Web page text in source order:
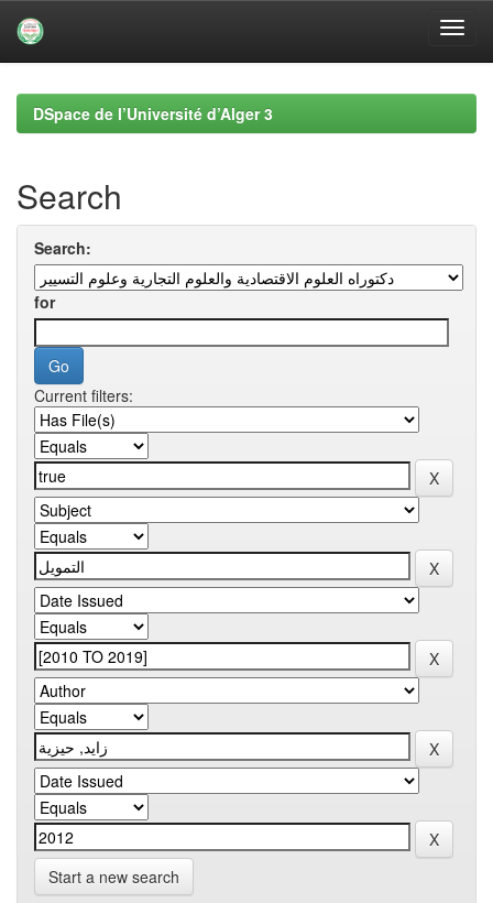
navigationDSpace de l’Université d’Alger 3
Search
Search:
for
Current filters:
Start a new search